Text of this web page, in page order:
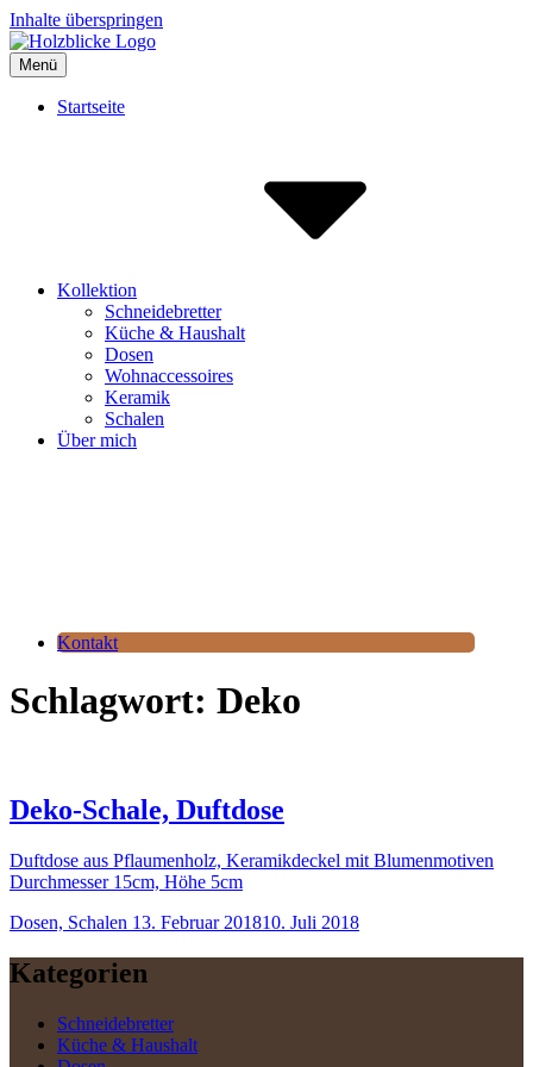
Inhalte überspringen
Holzblicke
Holz und Keramik aus Nettersheim
Menü
Startseite
Kollektion
Schneidebretter
Küche & Haushalt
Dosen
Wohnaccessoires
Keramik
Schalen
Über mich
Kontakt
Schlagwort: Deko
Deko-Schale, Duftdose
Duftdose aus Pflaumenholz, Keramikdeckel mit Blumenmotiven
Durchmesser 15cm, Höhe 5cm
Dosen, Schalen 13. Februar 201810. Juli 2018
Kategorien
Schneidebretter
Küche & Haushalt